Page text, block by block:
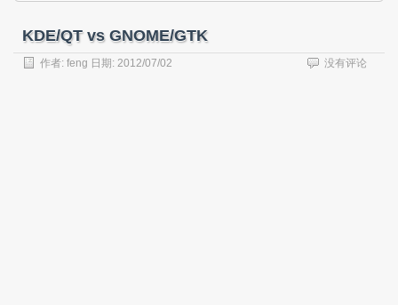
KDE/QT vs GNOME/GTK
作者: feng 日期: 2012/07/02 没有评论